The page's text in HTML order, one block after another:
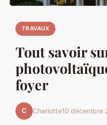
TRAVAUX
Tout savoir
foyer
C Charlotte10 décembre